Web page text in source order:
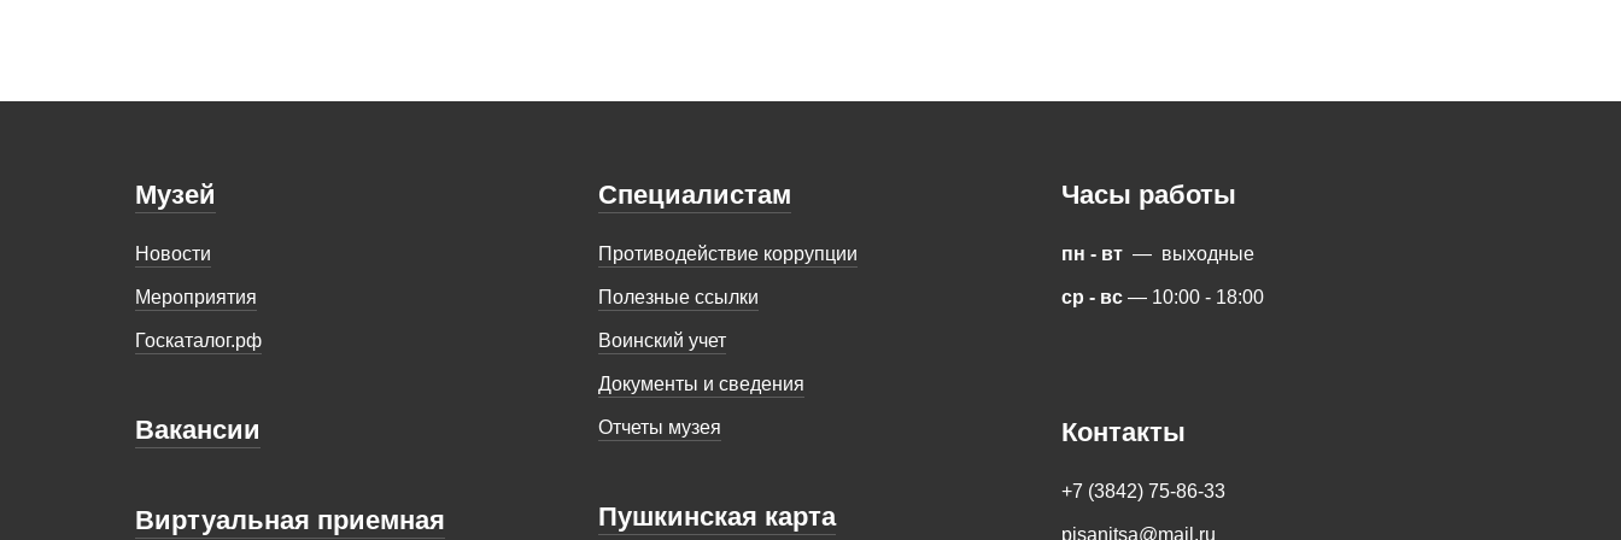
Музей
Новости
Мероприятия
Госкаталог.рф
Вакансии
Виртуальная приемная
Специалистам
Противодействие коррупции
Полезные ссылки
Воинский учет
Документы и сведения
Отчеты музея
Пушкинская карта
Часы работы
пн - вт — выходные
ср - вс — 10:00 - 18:00
Контакты
+7 (3842) 75-86-33
pisanitsa@mail.ru